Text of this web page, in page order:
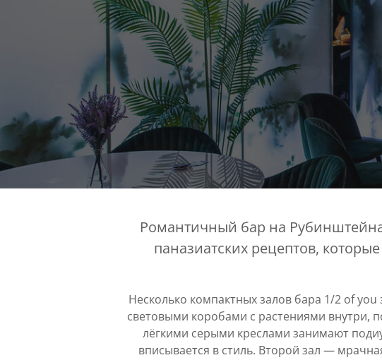
Романтичный бар на
паназиатских рецептов,
Несколько компактных залов бара 1/2 of
световыми коробами с растениями внутри,
лёгкими серыми креслами занимают
вписывается в стиль. Второй зал —